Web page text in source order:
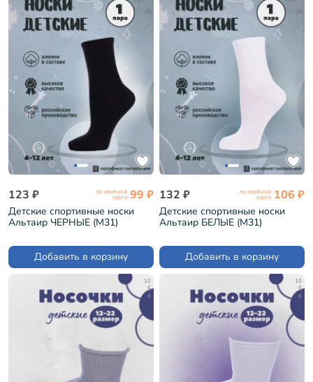
123 ₽ по клубной
карте 99 ₽
Детские спортивные носки
Альтаир ЧЕРНЫЕ (М31)
Добавить в корзину
132 ₽ по клубной
карте 106 ₽
Детские спортивные носки
Альтаир БЕЛЫЕ (М31)
Добавить в корзину
10
6
8
10
6
8